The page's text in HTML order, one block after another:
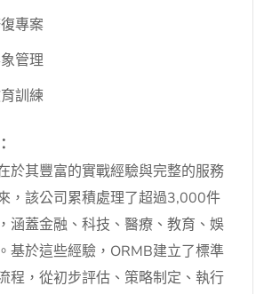
專案
管理
訓練
於其豐富的實戰經驗與完整的服務
，該公司累積處理了超過3,000件
涵蓋金融、科技、醫療、教育、娛
基於這些經驗，ORMB建立了標準
程，從初步評估、策略制定、執行